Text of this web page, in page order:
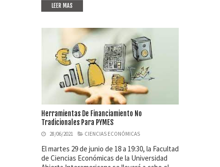
LEER MAS
Herramientas De Financiamiento No
Tradicionales Para PYMES
28/06/2021 CIENCIAS ECONÓMICAS
El martes 29 de junio de 18 a 19:30, la Facultad
de Ciencias Económicas de la Universidad